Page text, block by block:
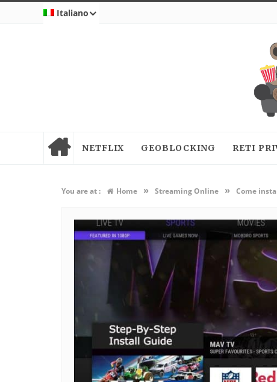
Italiano
NETFLIX GEOBLOCKING RETI
You are at : Home » Streaming Online » Come